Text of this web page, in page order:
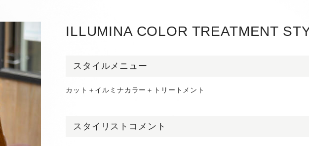
ILLUMINA COLOR TREATMENT
スタイルメニュー
カット＋イルミナカラー＋トリートメント
スタイリストコメント